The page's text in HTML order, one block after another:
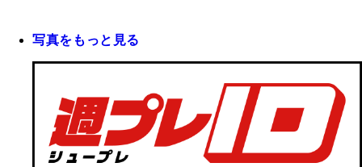
写真をもっと見る